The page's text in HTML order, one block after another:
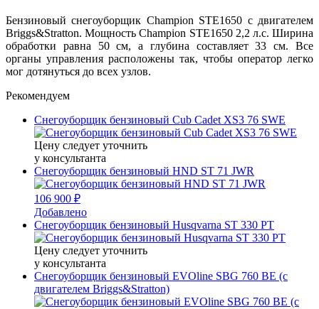
Бензиновый снегоуборщик Champion STE1650 с двигателем
Briggs&Stratton. Мощность Champion STE1650 2,2 л.с. Ширина
обработки равна 50 см, а глубина составляет 33 см. Все
органы управления расположены так, чтобы оператор легко
мог дотянуться до всех узлов.
Рекомендуем
Снегоуборщик бензиновый Cub Cadet XS3 76 SWE
Цену следует уточнить
у консультанта
Снегоуборщик бензиновый HND ST 71 JWR
106 900 ₽
Добавлено
Снегоуборщик бензиновый Husqvarna ST 330 PT
Цену следует уточнить
у консультанта
Снегоуборщик бензиновый EVOline SBG 760 BE (с
двигателем Briggs&Stratton)